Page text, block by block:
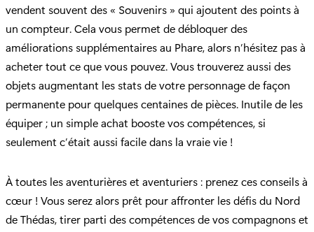
vendent souvent des « Souvenirs » qui ajoutent des points à
un compteur. Cela vous permet de débloquer des
améliorations supplémentaires au Phare, alors n’hésitez pas à
acheter tout ce que vous pouvez. Vous trouverez aussi des
objets augmentant les stats de votre personnage de façon
permanente pour quelques centaines de pièces. Inutile de les
équiper ; un simple achat booste vos compétences, si
seulement c’était aussi facile dans la vraie vie !
À toutes les aventurières et aventuriers : prenez ces conseils à
cœur ! Vous serez alors prêt pour affronter les défis du Nord
de Thédas, tirer parti des compétences de vos compagnons et